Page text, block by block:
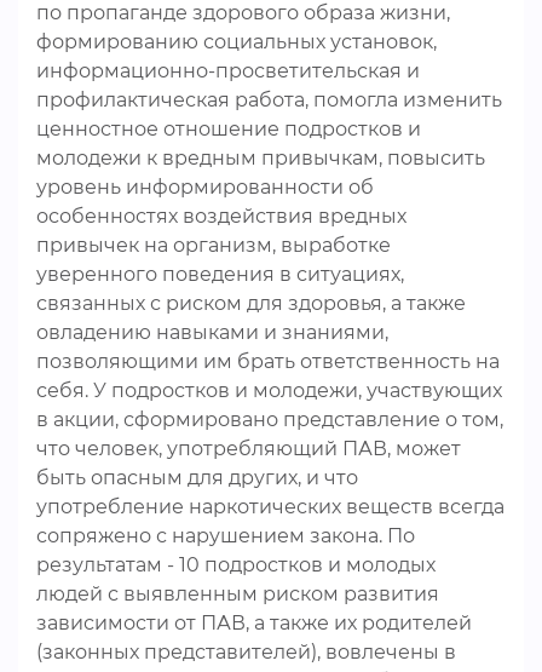
по пропаганде здорового образа жизни,
формированию социальных установок,
информационно-просветительская и
профилактическая работа, помогла изменить
ценностное отношение подростков и
молодежи к вредным привычкам, повысить
уровень информированности об
особенностях воздействия вредных
привычек на организм, выработке
уверенного поведения в ситуациях,
связанных с риском для здоровья, а также
овладению навыками и знаниями,
позволяющими им брать ответственность на
себя. У подростков и молодежи, участвующих
в акции, сформировано представление о том,
что человек, употребляющий ПАВ, может
быть опасным для других, и что
употребление наркотических веществ всегда
сопряжено с нарушением закона. По
результатам - 10 подростков и молодых
людей с выявленным риском развития
зависимости от ПАВ, а также их родителей
(законных представителей), вовлечены в